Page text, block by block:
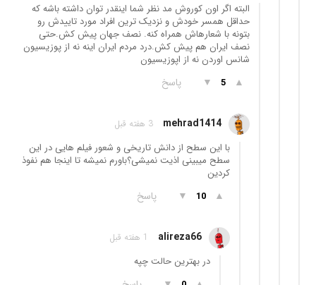
البته اگر اون کوروش مد نظر شما اینقدر توان داشته باشه که
حداقل همسر خودش و نزدیک ترین افراد مورد تاییدش رو
بتونه با شعارهاش همراه کنه. نصف جهان پیش کش.حتی
نصف ایران هم پیش کش.درد مردم ایران اینه نه از پوزیسیون
شانس اوردن نه از اپوزیسیون
▲
5
▼ پاسخ
mehrad1414 3 هفته قبل
با این سطح از دانش تاریخی و شعور فیلم هایی در این
سطح میبینی اذیت نمیشی؟باورم نمیشه تا اینجا هم نفوذ
کردین
▲
10
▼ پاسخ
alireza66 1 هفته قبل
در بهترین حالت چپه